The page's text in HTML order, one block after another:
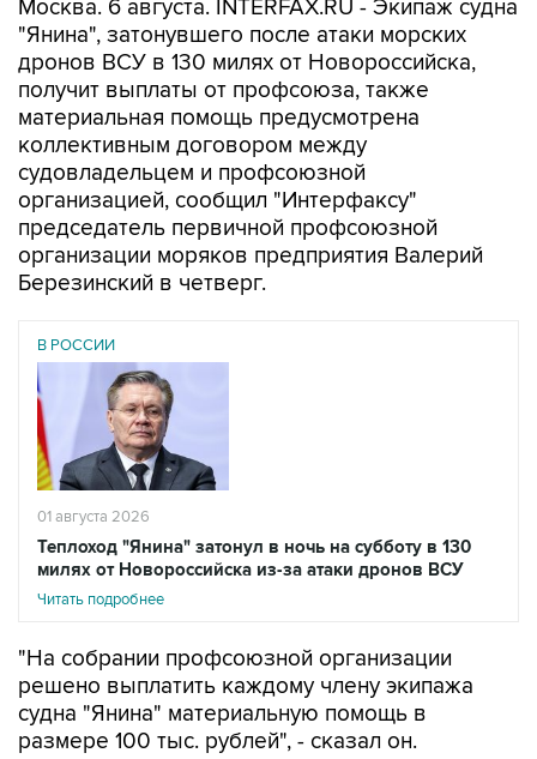
Москва. 6 августа. INTERFAX.RU - Экипаж судна
"Янина", затонувшего после атаки морских
дронов ВСУ в 130 милях от Новороссийска,
получит выплаты от профсоюза, также
материальная помощь предусмотрена
коллективным договором между
судовладельцем и профсоюзной
организацией, сообщил "Интерфаксу"
председатель первичной профсоюзной
организации моряков предприятия Валерий
Березинский в четверг.
В РОССИИ
01 августа 2026
Теплоход "Янина" затонул в ночь на субботу в 130
милях от Новороссийска из-за атаки дронов ВСУ
Читать подробнее
"На собрании профсоюзной организации
решено выплатить каждому члену экипажа
судна "Янина" материальную помощь в
размере 100 тыс. рублей", - сказал он.